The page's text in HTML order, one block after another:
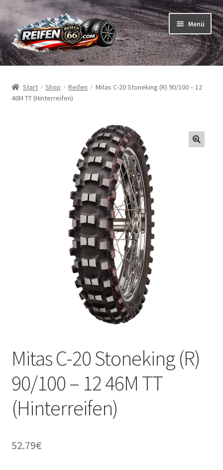
Zur
Navigation
springen
Zum
Inhalt
springen
Menü
Reifen
Schläuche
Start Shop Reifen
Mitas C-20 Stoneking (R) 90/100 – 12
46M TT (Hinterreifen)
Mitas C-20 Stoneking (R)
90/100 – 12 46M TT
(Hinterreifen)
52.79€